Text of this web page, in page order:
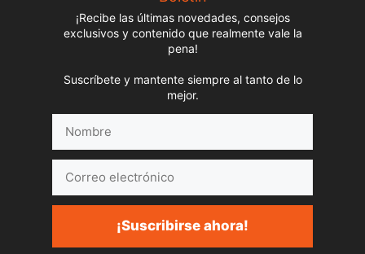
¡Recibe las últimas novedades, consejos
exclusivos y contenido que realmente vale la
pena!
Suscríbete y mantente siempre al tanto de lo
mejor.
electrónico
¡Suscribirse ahora!